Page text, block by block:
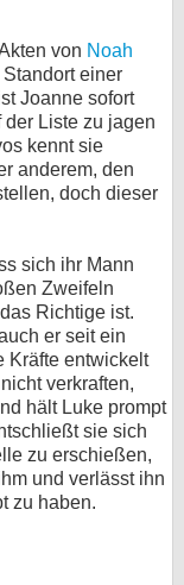
von Noah
einer
Joanne sofort
Liste zu jagen
kennt sie
anderem, den
doch dieser
sich ihr Mann
Zweifeln
Richtige ist.
er seit ein
Kräfte entwickelt
verkraften,
hält Luke prompt
sie sich
zu erschießen,
und verlässt ihn
zu haben.